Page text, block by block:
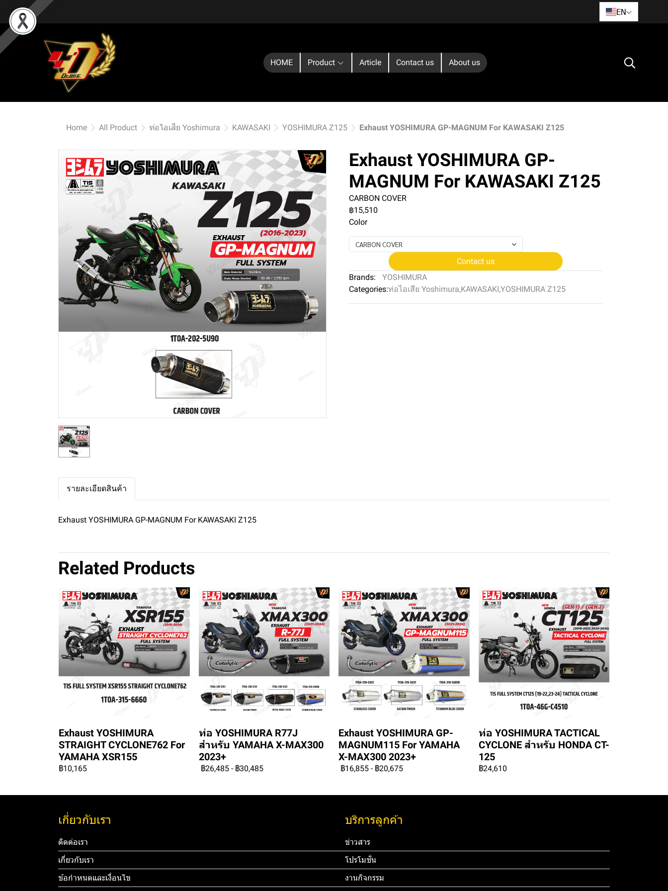
EN
HOME Product Article Contact us About us
Home All Product ท่อไอเสีย Yoshimura KAWASAKI YOSHIMURA Z125 Exhaust YOSHIMURA GP-MAGNUM For KAWASAKI Z125
Exhaust YOSHIMURA GP-
MAGNUM For KAWASAKI Z125
CARBON COVER
฿15,510
Color
CARBON COVER
Contact us
Brands:
YOSHIMURA
Categories:ท่อไอเสีย Yoshimura,KAWASAKI,YOSHIMURA Z125
รายละเอียดสินค้า
Exhaust YOSHIMURA GP-MAGNUM For KAWASAKI Z125
Related Products
Exhaust YOSHIMURA
STRAIGHT CYCLONE762 For
YAMAHA XSR155
฿10,165
ท่อ YOSHIMURA R77J
สำหรับ YAMAHA X-MAX300
2023+
฿26,485 - ฿30,485
Exhaust YOSHIMURA GP-
MAGNUM115 For YAMAHA
X-MAX300 2023+
฿16,855 - ฿20,675
ท่อ YOSHIMURA TACTICAL
CYCLONE สำหรับ HONDA CT-
125
฿24,610
เกี่ยวกับเรา
ติดต่อเรา
เกี่ยวกับเรา
ข้อกำหนดและเงื่อนไข
บริการลูกค้า
ข่าวสาร
โปรโมชั่น
งานกิจกรรม